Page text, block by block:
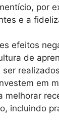
por
e a
efeitos
de
em
melhorar
incluindo